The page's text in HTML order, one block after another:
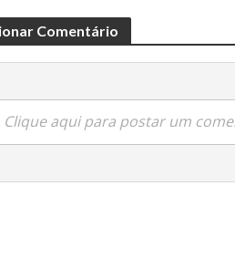
Comentário
Clique aqui para postar um